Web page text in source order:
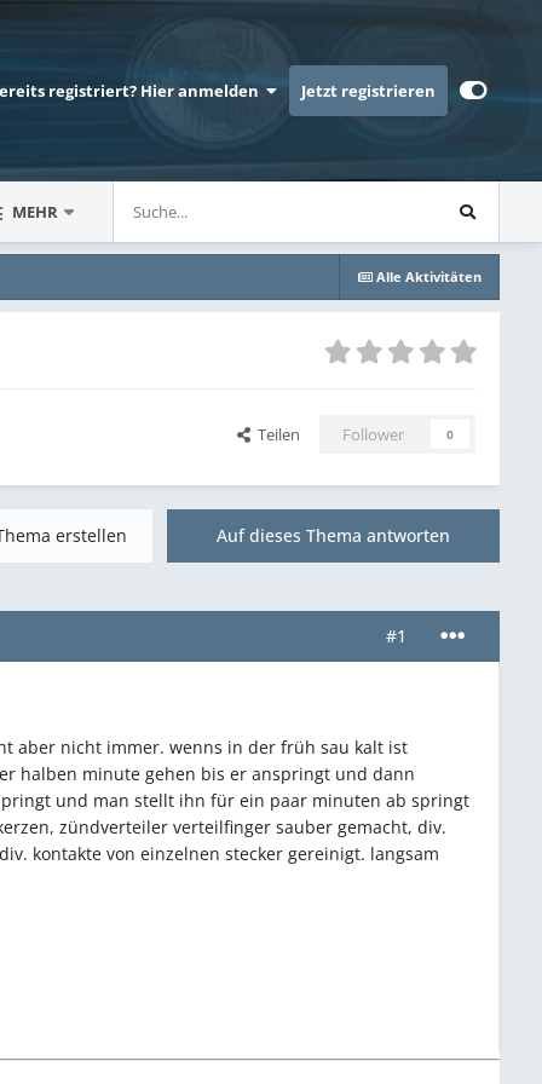
registriert? Hier anmelden Jetzt registrieren
MEHR
Alle Aktivitäten
Teilen Follower 0
Auf dieses Thema antworten
erstellen
#1
aber nicht immer. wenns in der früh sau kalt ist
halben minute gehen bis er anspringt und dann
und man stellt ihn für ein paar minuten ab springt
zündverteiler verteilfinger sauber gemacht, div.
kontakte von einzelnen stecker gereinigt. langsam